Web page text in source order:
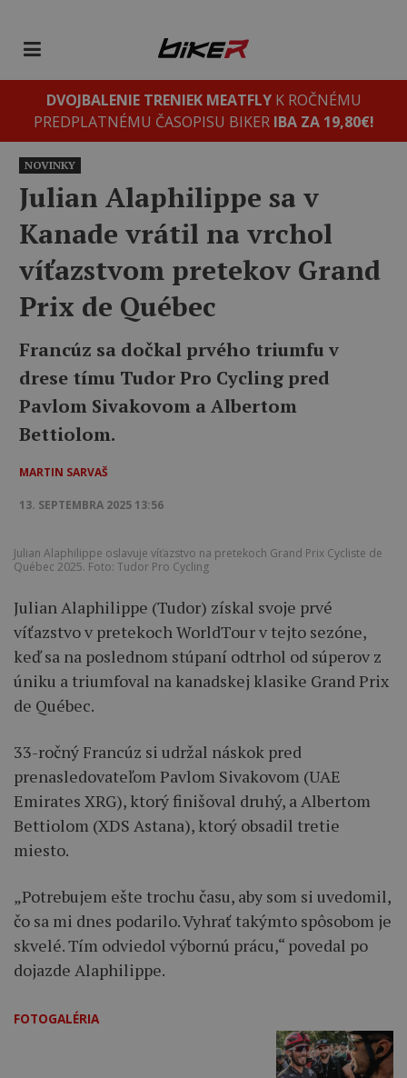
DVOJBALENIE TRENIEK MEATFLYK ROČNÉMU
PREDPLATNÉMU ČASOPISU BIKER IBA ZA 19,80€!
NOVINKY
Julian Alaphilippe sa v
Kanade vrátil na vrchol
víťazstvom pretekov Grand
Prix de Québec
Francúz sa dočkal prvého triumfu v
drese tímu Tudor Pro Cycling pred
Pavlom Sivakovom a Albertom
Bettiolom.
MARTIN SARVAŠ
13. SEPTEMBRA 2025 13:56
Julian Alaphilippe oslavuje víťazstvo na pretekoch Grand Prix Cycliste de
Québec 2025. Foto: Tudor Pro Cycling
Julian Alaphilippe (Tudor) získal svoje prvé
víťazstvo v pretekoch WorldTour v tejto sezóne,
keď sa na poslednom stúpaní odtrhol od súperov z
úniku a triumfoval na kanadskej klasike Grand Prix
de Québec.
33-ročný Francúz si udržal náskok pred
prenasledovateľom Pavlom Sivakovom (UAE
Emirates XRG), ktorý finišoval druhý, a Albertom
Bettiolom (XDS Astana), ktorý obsadil tretie
miesto.
„Potrebujem ešte trochu času, aby som si uvedomil,
čo sa mi dnes podarilo. Vyhrať takýmto spôsobom je
skvelé. Tím odviedol výbornú prácu,“ povedal po
dojazde Alaphilippe.
FOTOGALÉRIA